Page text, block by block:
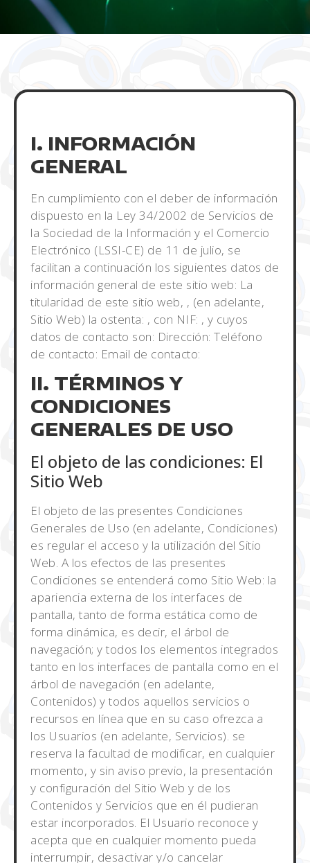
I. INFORMACIÓN
GENERAL
En cumplimiento con el deber de información
dispuesto en la Ley 34/2002 de Servicios de
la Sociedad de la Información y el Comercio
Electrónico (LSSI-CE) de 11 de julio, se
facilitan a continuación los siguientes datos de
información general de este sitio web: La
titularidad de este sitio web, , (en adelante,
Sitio Web) la ostenta: , con NIF: , y cuyos
datos de contacto son: Dirección: Teléfono
de contacto: Email de contacto:
II. TÉRMINOS Y
CONDICIONES
GENERALES DE USO
El objeto de las condiciones: El
Sitio Web
El objeto de las presentes Condiciones
Generales de Uso (en adelante, Condiciones)
es regular el acceso y la utilización del Sitio
Web. A los efectos de las presentes
Condiciones se entenderá como Sitio Web: la
apariencia externa de los interfaces de
pantalla, tanto de forma estática como de
forma dinámica, es decir, el árbol de
navegación; y todos los elementos integrados
tanto en los interfaces de pantalla como en el
árbol de navegación (en adelante,
Contenidos) y todos aquellos servicios o
recursos en línea que en su caso ofrezca a
los Usuarios (en adelante, Servicios). se
reserva la facultad de modificar, en cualquier
momento, y sin aviso previo, la presentación
y configuración del Sitio Web y de los
Contenidos y Servicios que en él pudieran
estar incorporados. El Usuario reconoce y
acepta que en cualquier momento pueda
interrumpir, desactivar y/o cancelar